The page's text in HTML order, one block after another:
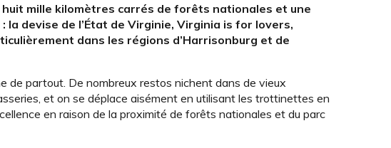
mille kilomètres carrés de forêts nationales et une
devise de l’État de Virginie, Virginia is for lovers,
dans les régions d’Harrisonburg et de
de partout. De nombreux restos nichent dans de vieux
et on se déplace aisément en utilisant les trottinettes en
en raison de la proximité de forêts nationales et du parc